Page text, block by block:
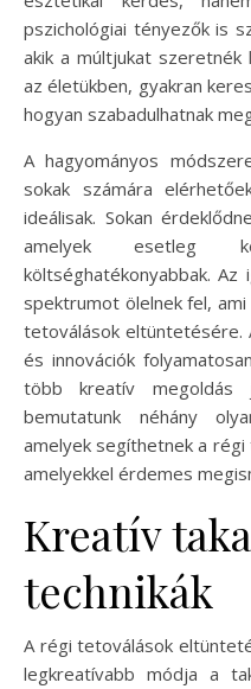
pszichológiai tényezők is
akik a múltjukat
az életükben, gyakran
hogyan szabadulhatnak
A hagyományos
sokak számára
ideálisak. Sokan
amelyek esetleg
költséghatékonyabbak.
spektrumot ölelnek fel,
tetoválások eltüntetésére.
és innovációk
több kreatív megoldás
bemutatunk néhány
amelyek segíthetnek a
amelyekkel érdemes
Kreatív
technikák
A régi tetoválások
legkreatívabb módja a